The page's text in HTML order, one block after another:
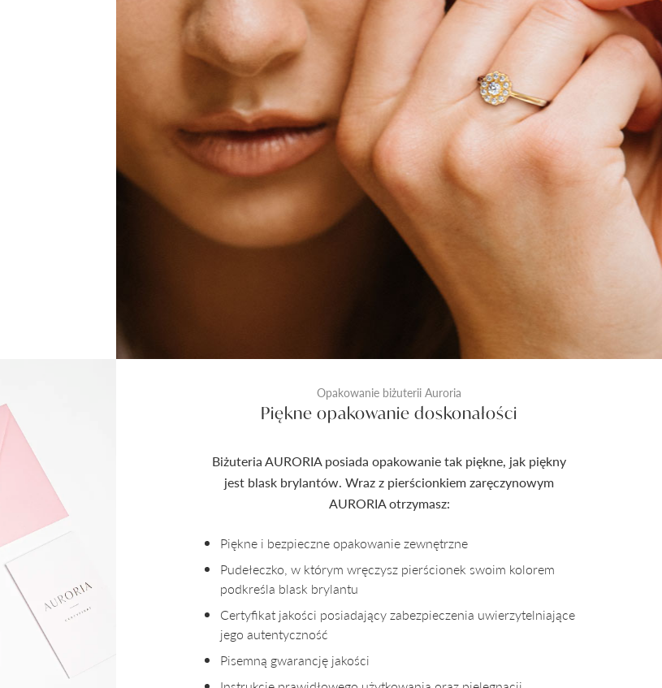
Opakowanie biżuterii Auroria
Piękne opakowanie doskonałości
Biżuteria AURORIA posiada opakowanie tak piękne, jak piękny
jest blask brylantów. Wraz z pierścionkiem zaręczynowym
AURORIA otrzymasz:
Piękne i bezpieczne opakowanie zewnętrzne
Pudełeczko, w którym wręczysz pierścionek swoim kolorem
podkreśla blask brylantu
Certyfikat jakości posiadający zabezpieczenia uwierzytelniające
jego autentyczność
Pisemną gwarancję jakości